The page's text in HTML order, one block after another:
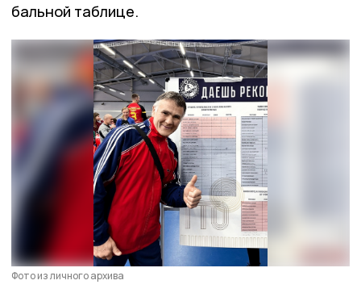
бальной таблице.
Фото из личного архива